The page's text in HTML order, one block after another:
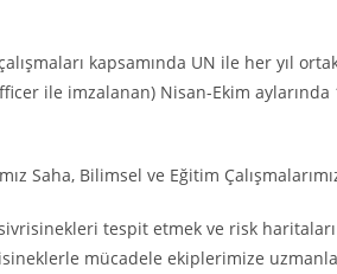
kapsamında UN ile her yıl
ile imzalanan) Nisan-Ekim
Saha, Bilimsel ve Eğitim
sivrisinekleri tespit etmek ve risk
mücadele ekiplerimize